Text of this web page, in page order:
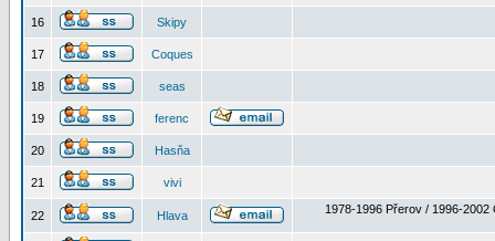
16 Skipy
17 Coques
18 seas
19 ferenc
20 Hasňa
21 vivi
22 Hlava 1978-1996 Přerov / 1996-2002